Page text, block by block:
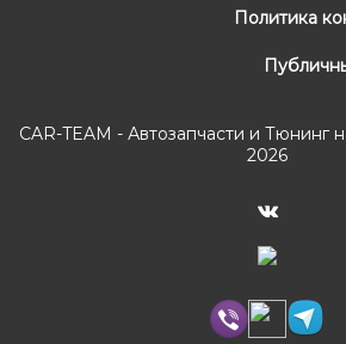
Политика
CAR-TEAM - Автозапчасти и Тюнинг
2026